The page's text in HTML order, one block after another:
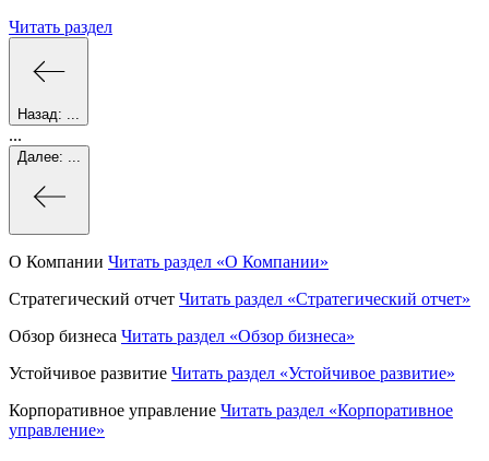
Читать раздел
Назад:
...
Далее:
О Компании Читать раздел «О Компании»
Стратегический отчет Читать раздел «Стратегический отчет»
Обзор бизнеса Читать раздел «Обзор бизнеса»
Устойчивое развитие Читать раздел «Устойчивое развитие»
Корпоративное управление Читать раздел «Корпоративное
управление»